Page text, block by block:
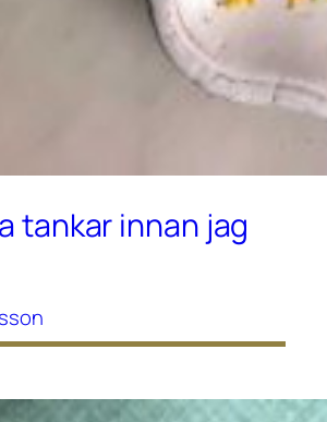
tankar innan jag